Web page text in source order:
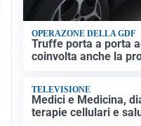
OPERAZONE DELLA GDF
Truffe porta a porta
coinvolta anche la
TELEVISIONE
Medici e Medicina,
terapie cellulari e